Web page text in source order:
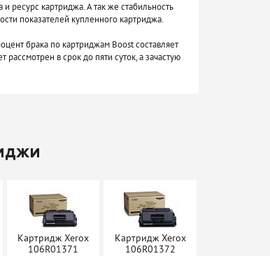
ресурс картриджа. А так же стабильность
показателей купленного картриджа.
брака по картриджам Boost составляет
в срок до пяти суток, а зачастую
Картридж Xerox
106R01371
Картридж Xerox
106R01372